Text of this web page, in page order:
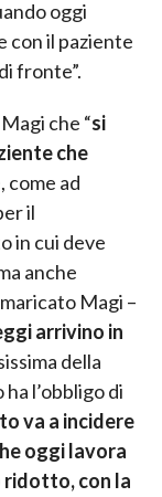
oggi
con il paziente
fronte”.
che “si
che
come ad
il
in cui deve
anche
Magi –
arrivino in
della
l’obbligo di
va a incidere
oggi lavora
ridotto, con la